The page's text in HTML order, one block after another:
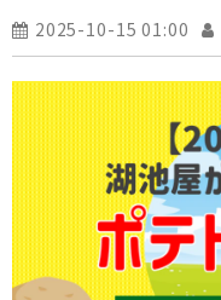
2025-10-15 01:00